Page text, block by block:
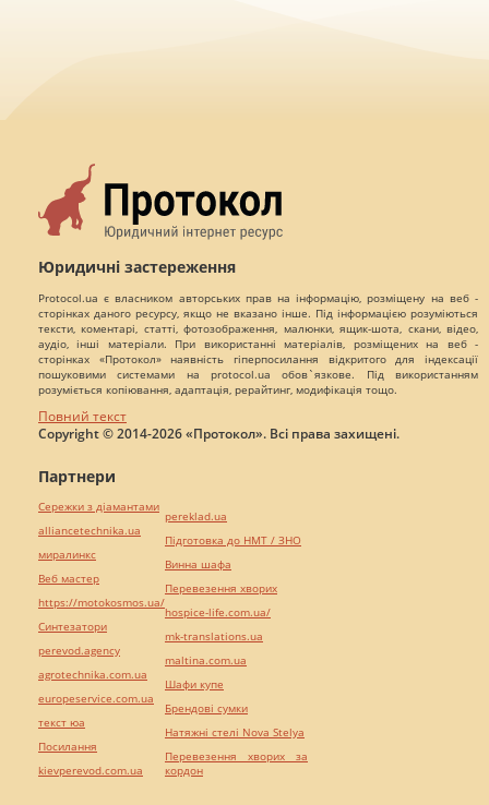
Юридичні застереження
Protocol.ua є власником авторських прав на інформацію, розміщену на веб -
сторінках даного ресурсу, якщо не вказано інше. Під інформацією розуміються
тексти, коментарі, статті, фотозображення, малюнки, ящик-шота, скани, відео,
аудіо, інші матеріали. При використанні матеріалів, розміщених на веб -
сторінках «Протокол» наявність гіперпосилання відкритого для індексації
пошуковими системами на protocol.ua обов`язкове. Під використанням
розуміється копіювання, адаптація, рерайтинг, модифікація тощо.
Повний текст
Copyright © 2014-2026 «Протокол». Всі права захищені.
Партнери
Сережки з діамантами
alliancetechnika.ua
миралинкс
Веб мастер
https://motokosmos.ua/
Синтезатори
perevod.agency
agrotechnika.com.ua
europeservice.com.ua
текст юа
Посилання
kievperevod.com.ua
pereklad.ua
Підготовка до НМТ / ЗНО
Винна шафа
Перевезення хворих
hospice-life.com.ua/
mk-translations.ua
maltina.com.ua
Шафи купе
Брендові сумки
Натяжні стелі Nova Stelya
Перевезення хворих за
кордон